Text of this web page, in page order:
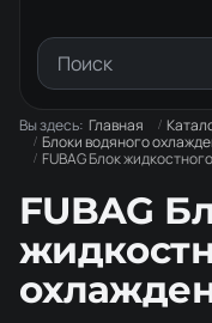
Вы здесь: Главная
Блоки водяного
FUBAG Блок
FUBAG